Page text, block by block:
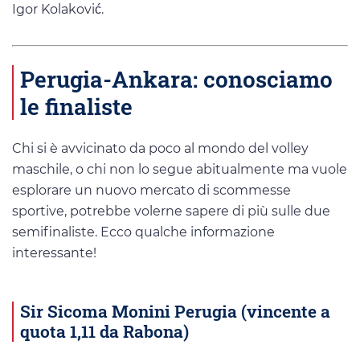
Igor Kolaković.
Perugia-Ankara: conosciamo
le finaliste
Chi si è avvicinato da poco al mondo del volley
maschile, o chi non lo segue abitualmente ma vuole
esplorare un nuovo mercato di scommesse
sportive, potrebbe volerne sapere di più sulle due
semifinaliste. Ecco qualche informazione
interessante!
Sir Sicoma Monini Perugia (vincente a
quota 1,11 da Rabona)